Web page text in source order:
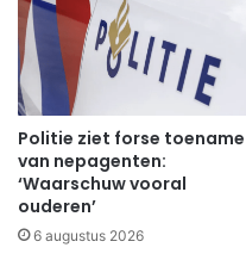
Politie ziet forse toename
van nepagenten:
‘Waarschuw vooral
ouderen’
6 augustus 2026